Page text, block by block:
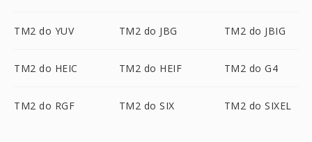
TM2 do YUV TM2 do JBG TM2 do JBIG
TM2 do HEIC TM2 do HEIF TM2 do G4
TM2 do RGF TM2 do SIX TM2 do SIXEL